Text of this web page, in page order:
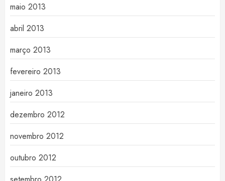
maio 2013
abril 2013
março 2013
fevereiro 2013
janeiro 2013
dezembro 2012
novembro 2012
outubro 2012